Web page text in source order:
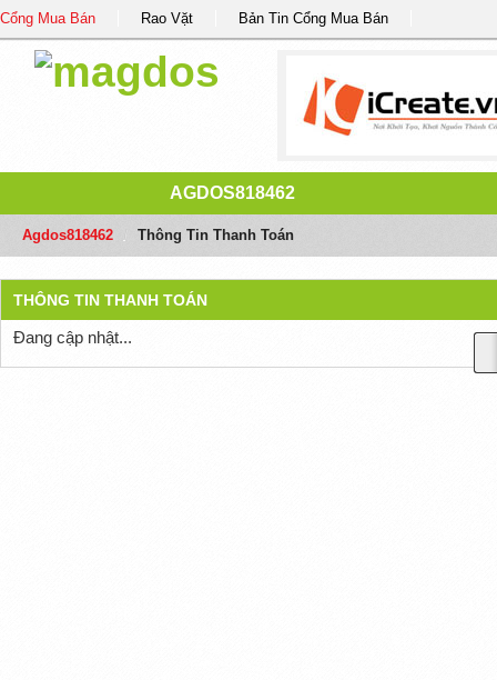
Cổng Mua Bán Rao Vặt Bản Tin Cổng Mua Bán
AGDOS818462
Agdos818462 Thông Tin Thanh Toán
THÔNG TIN THANH TOÁN
Đang cập nhật...